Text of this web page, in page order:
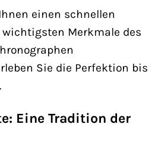
einen schnellen
Merkmale des
Sie die Perfektion bis
Eine Tradition der